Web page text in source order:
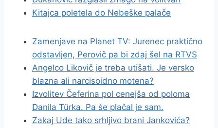
Kitajca poletela do Nebeške palače
Zamenjave na Planet TV: Jurenec praktično
odstavljen, Perovič pa bi zdaj šel na RTVS
Angelco Likovič je treba utišati. Je versko
blazna ali narcisoidno motena?
Izvolitev Čeferina pol cenejša od poloma
Danila Türka. Pa še plačal je sam.
Zakaj Ude tako srhljivo brani Jankovića?